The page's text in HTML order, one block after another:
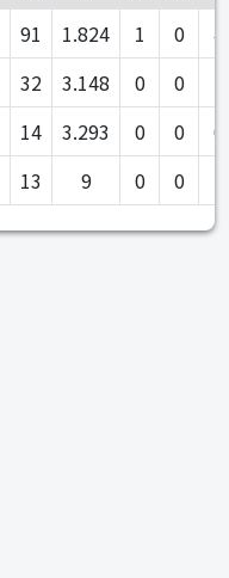
91 1.824 1 0
4
32 3.148 0 0
14 3.293 0 0
0
13 9 0 0